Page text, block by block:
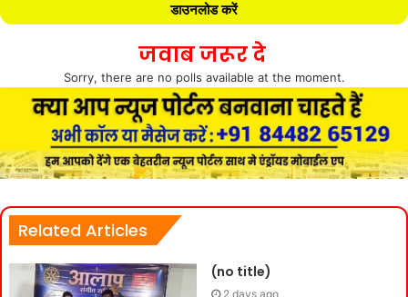
डाउनलोड करें
जवाब जरूर दे
Sorry, there are no polls available at the moment.
Related Articles
(no title)
2 days ago